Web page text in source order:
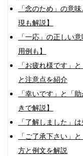
「念のため」の意
現も解説】
「一応」の正しい
用例も】
「お疲れ様です」
と注意点を紹介
「幸いです」と「
きで解説】
「了解しました」
「ご了承下さい」
方と例文を解説